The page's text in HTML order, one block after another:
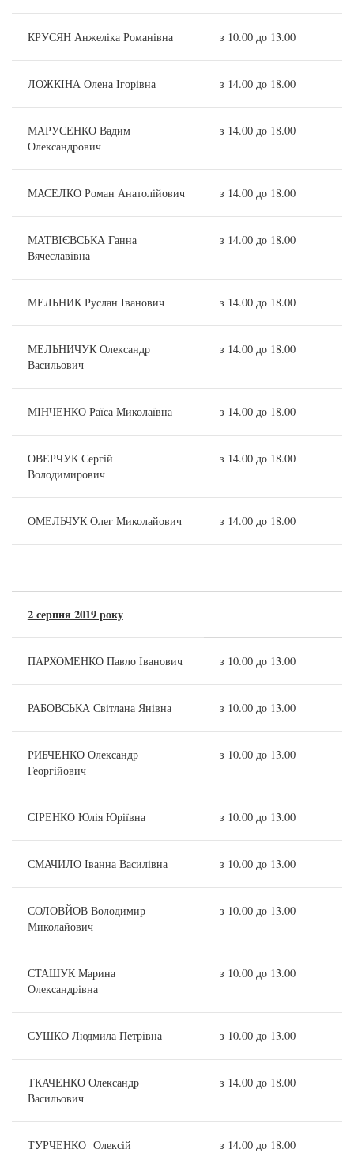
КРУСЯН Анжеліка Романівна з 10.00 до 13.00
ЛОЖКІНА Олена Ігорівна з 14.00 до 18.00
МАРУСЕНКО Вадим
Олександрович
з 14.00 до 18.00
МАСЕЛКО Роман Анатолійович з 14.00 до 18.00
МАТВІЄВСЬКА Ганна
Вячеславівна
з 14.00 до 18.00
МЕЛЬНИК Руслан Іванович з 14.00 до 18.00
МЕЛЬНИЧУК Олександр
Васильович
з 14.00 до 18.00
МІНЧЕНКО Раїса Миколаївна з 14.00 до 18.00
ОВЕРЧУК Сергій
Володимирович
з 14.00 до 18.00
ОМЕЛЬЧУК Олег Миколайович з 14.00 до 18.00
2 серпня 2019 року
ПАРХОМЕНКО Павло Іванович з 10.00 до 13.00
РАБОВСЬКА Світлана Янівна з 10.00 до 13.00
РИБЧЕНКО Олександр
Георгійович
з 10.00 до 13.00
СІРЕНКО Юлія Юріївна з 10.00 до 13.00
СМАЧИЛО Іванна Василівна з 10.00 до 13.00
СОЛОВЙОВ Володимир
Миколайович
з 10.00 до 13.00
СТАШУК Марина
Олександрівна
з 10.00 до 13.00
СУШКО Людмила Петрівна з 10.00 до 13.00
ТКАЧЕНКО Олександр
Васильович
з 14.00 до 18.00
ТУРЧЕНКО Олексій
з 14.00 до 18.00